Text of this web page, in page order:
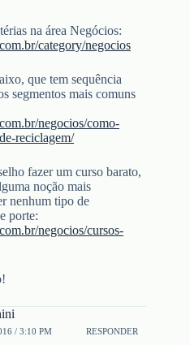
na área Negócios:
category/negocios
que tem sequência
segmentos mais comuns
negocios/como-
reciclagem/
fazer um curso barato,
noção mais
nenhum tipo de
porte:
negocios/cursos-
/ 3:10 PM RESPONDER